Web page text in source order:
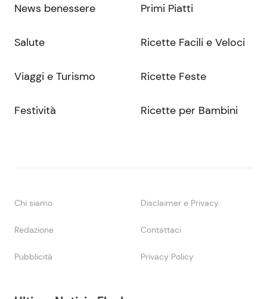
News benessere
Salute
Viaggi e Turismo
Festività
Primi Piatti
Ricette Facili e Veloci
Ricette Feste
Ricette per Bambini
Chi siamo Disclaimer e Privacy
Redazione Contattaci
Pubblicità Privacy Policy